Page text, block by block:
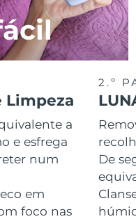
Limpeza
a
e esfrega
num
em
foco nas
2.º
De